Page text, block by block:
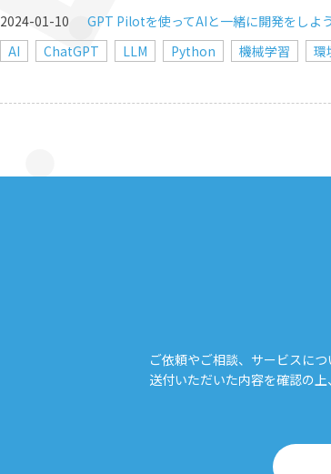
2024-01-10
GPT Pilotを使ってAIと一緒に開発をしよ
AI
ChatGPT LLM Python 機械学習 環
ご依頼やご相談、サービスに
送付いただいた内容を確認の